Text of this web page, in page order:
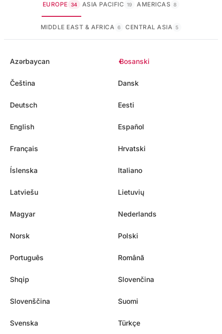
EUROPE 34 ASIA PACIFIC 19 AMERICAS 8
MIDDLE EAST & AFRICA 6 CENTRAL ASIA 5
Azərbaycan Bosanski
Čeština Dansk
Deutsch Eesti
English Español
Français Hrvatski
Íslenska Italiano
Latviešu Lietuvių
Magyar Nederlands
Norsk Polski
Português Română
Shqip Slovenčina
Slovenščina Suomi
Svenska Türkçe